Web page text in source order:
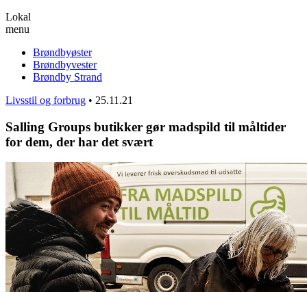
Lokal
menu
Brøndbyøster
Brøndbyvester
Brøndby Strand
Livsstil og forbrug • 25.11.21
Salling Groups butikker gør madspild til måltider
for dem, der har det svært